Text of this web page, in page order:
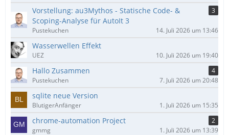
Vorstellung: au3Mythos - Statische Code- &
Scoping-Analyse für AutoIt 3
3
Pustekuchen 14. Juli 2026 um 13:46
Wasserwellen Effekt
UEZ 10. Juli 2026 um 19:40
Hallo Zusammen
4
Pustekuchen
7. Juli 2026 um 20:48
sqlite neue Version
BlutigerAnfänger 1. Juli 2026 um 15:35
chrome-automation Project
2
gmmg
1. Juli 2026 um 13:39